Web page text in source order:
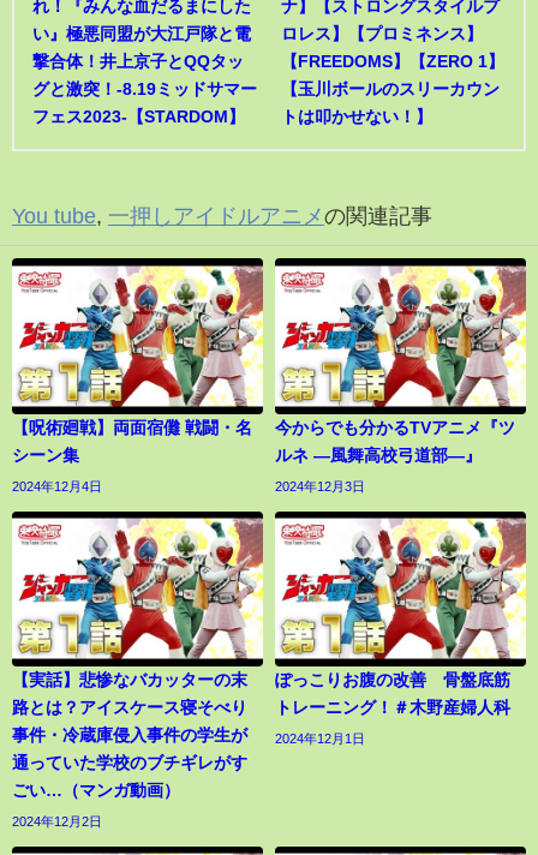
れ！『みんな血だるまにした
い』極悪同盟が大江戸隊と電
撃合体！井上京子とQQタッ
グと激突！-8.19ミッドサマー
フェス2023-【STARDOM】
ナ】【ストロングスタイルプ
ロレス】【プロミネンス】
【FREEDOMS】【ZERO 1】
【玉川ボールのスリーカウン
トは叩かせない！】
You tube, 一押しアイドルアニメの関連記事
【呪術廻戦】両面宿儺 戦闘・名
シーン集
2024年12月4日
今からでも分かるTVアニメ『ツ
ルネ ―風舞高校弓道部―』
2024年12月3日
【実話】悲惨なバカッターの末
路とは？アイスケース寝そべり
事件・冷蔵庫侵入事件の学生が
通っていた学校のブチギレがす
ごい…（マンガ動画）
2024年12月2日
ぽっこりお腹の改善 骨盤底筋
トレーニング！＃木野産婦人科
2024年12月1日